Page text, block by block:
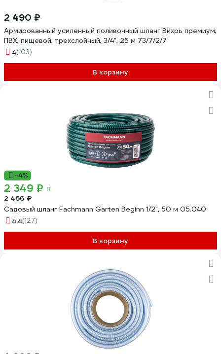
2 490 ₽
Армированный усиленный поливочный шланг Вихрь премиум,
ПВХ, пищевой, трехслойный, 3/4", 25 м 73/7/2/7
4(103)
В корзину
-4%
2 349 ₽
2 456 ₽
Садовый шланг Fachmann Garten Beginn 1/2", 50 м 05.040
4.4(127)
В корзину